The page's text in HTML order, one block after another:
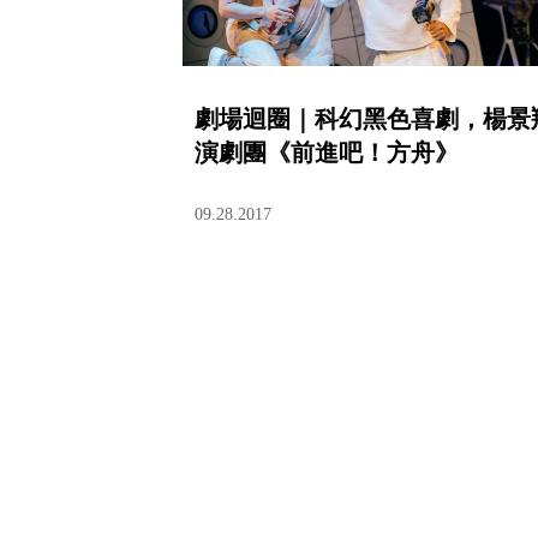
劇場迴圈｜科幻黑色喜劇，楊景
演劇團《前進吧！方舟》
09.28.2017